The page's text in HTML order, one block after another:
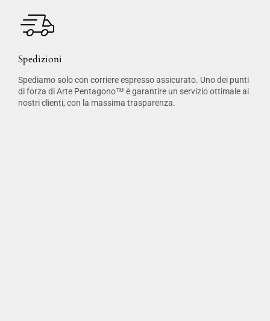
Spedizioni
Spediamo solo con corriere espresso assicurato. Uno dei punti
di forza di Arte Pentagono™ è garantire un servizio ottimale ai
nostri clienti, con la massima trasparenza.